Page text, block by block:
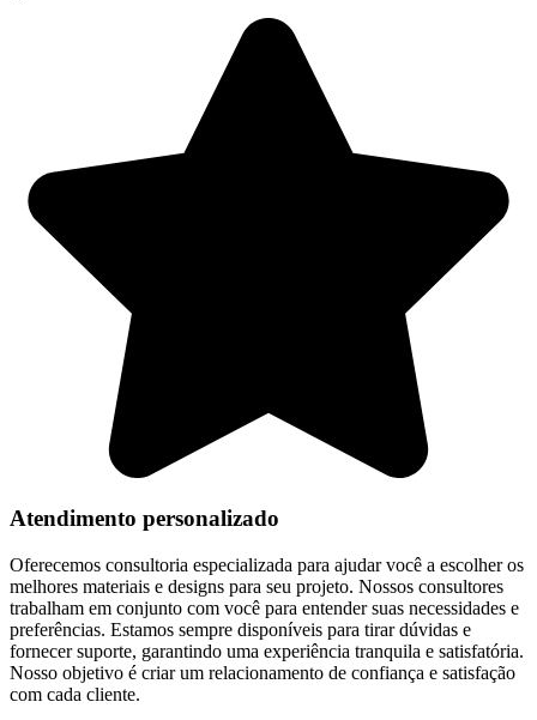
Atendimento personalizado
Oferecemos consultoria especializada para ajudar você a escolher os
melhores materiais e designs para seu projeto. Nossos consultores
trabalham em conjunto com você para entender suas necessidades e
preferências. Estamos sempre disponíveis para tirar dúvidas e
fornecer suporte, garantindo uma experiência tranquila e satisfatória.
Nosso objetivo é criar um relacionamento de confiança e satisfação
com cada cliente.